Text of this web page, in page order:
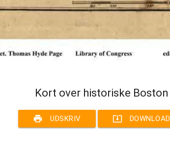
Kort over historiske Boston
print UDSKRIV system_update_alt DOWNLOAD